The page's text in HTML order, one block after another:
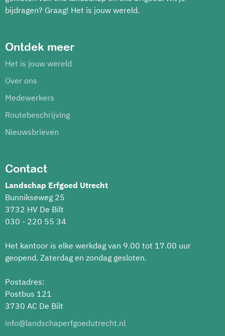
bijdragen? Graag! Het is jouw wereld.
Ontdek meer
Het is jouw wereld
Over ons
Medewerkers
Routebeschrijving
Nieuwsbrieven
Contact
Landschap Erfgoed Utrecht
Bunnikseweg 25
3732 HV De Bilt
030 - 220 55 34
Het kantoor is elke werkdag van 9.00 tot 17.00 uur
geopend. Zaterdag en zondag gesloten.
Postadres:
Postbus 121
3730 AC De Bilt
info@landschaperfgoedutrecht.nl